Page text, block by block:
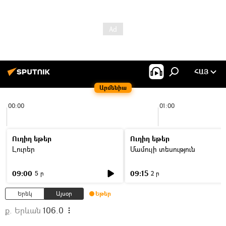
Արմենիա
ՀԱՅ
00:00 01:00
Ուղիղ եթեր
Լուրեր
09:00 5 ր
Ուղիղ եթեր
Մամուլի տեսություն
09:15 2 ր
Երեկ Այսօր Եթեր
ք. Երևան 106.0